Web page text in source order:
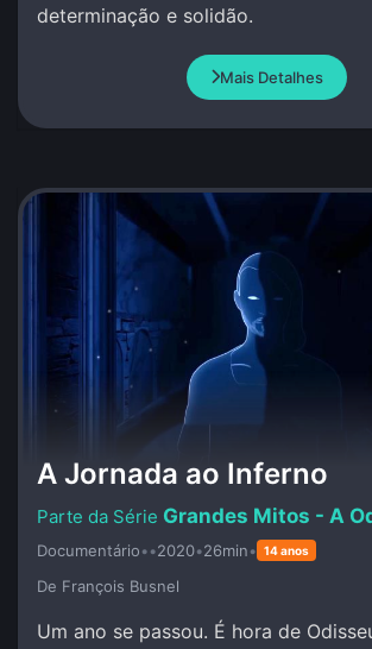
determinação e solidão.
Mais Detalhes
A Jornada ao Inferno
Grandes Mitos - A
Documentário••2020•26min• 14 anos
De François Busnel
Um ano se passou. É hora de